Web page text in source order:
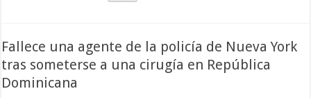
Fallece una agente de la policía de Nueva York
tras someterse a una cirugía en República
Dominicana